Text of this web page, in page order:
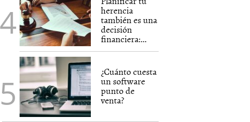
herencia
también es una
decisión
financiera:...
¿Cuánto cuesta
un software
punto de
venta?